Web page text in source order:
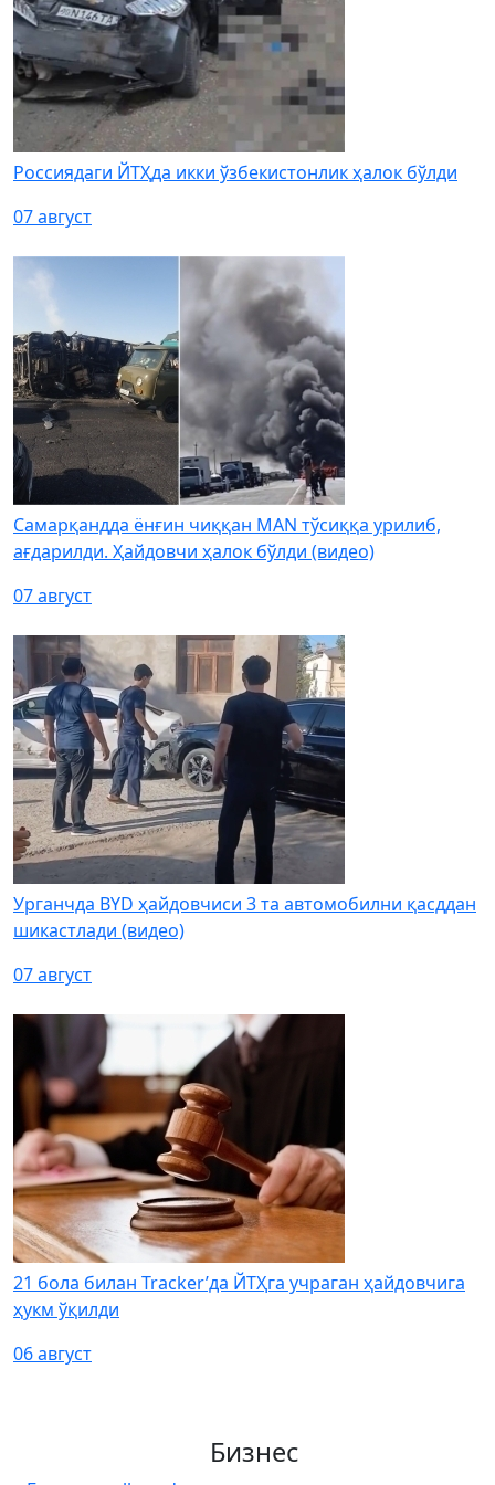
Россиядаги ЙТҲда икки ўзбекистонлик ҳалок бўлди
07 август
Самарқандда ёнғин чиққан MAN тўсиққа урилиб,
ағдарилди. Ҳайдовчи ҳалок бўлди (видео)
07 август
Урганчда BYD ҳайдовчиси 3 та автомобилни қасддан
шикастлади (видео)
07 август
21 бола билан Tracker’да ЙТҲга учраган ҳайдовчига
ҳукм ўқилди
06 август
Бизнес